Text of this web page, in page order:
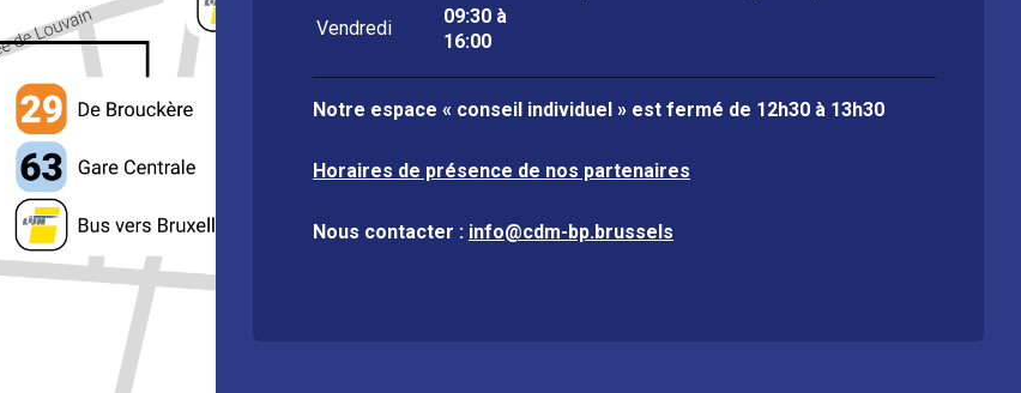
Vendredi
09:30 à
16:00
Notre espace « conseil individuel » est fermé de 12h30 à 13h30
Horaires de présence de nos partenaires
Nous contacter : info@cdm-bp.brussels